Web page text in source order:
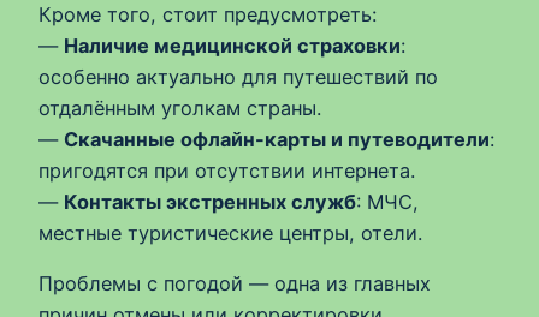
Кроме того, стоит предусмотреть:
— Наличие медицинской страховки:
особенно актуально для путешествий по
отдалённым уголкам страны.
— Скачанные офлайн-карты и путеводители:
пригодятся при отсутствии интернета.
— Контакты экстренных служб: МЧС,
местные туристические центры, отели.
Проблемы с погодой — одна из главных